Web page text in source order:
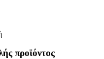
προϊόντος